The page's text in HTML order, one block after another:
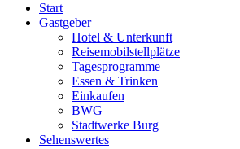
Start
Gastgeber
Hotel & Unterkunft
Reisemobilstellplätze
Tagesprogramme
Essen & Trinken
Einkaufen
BWG
Stadtwerke Burg
Sehenswertes